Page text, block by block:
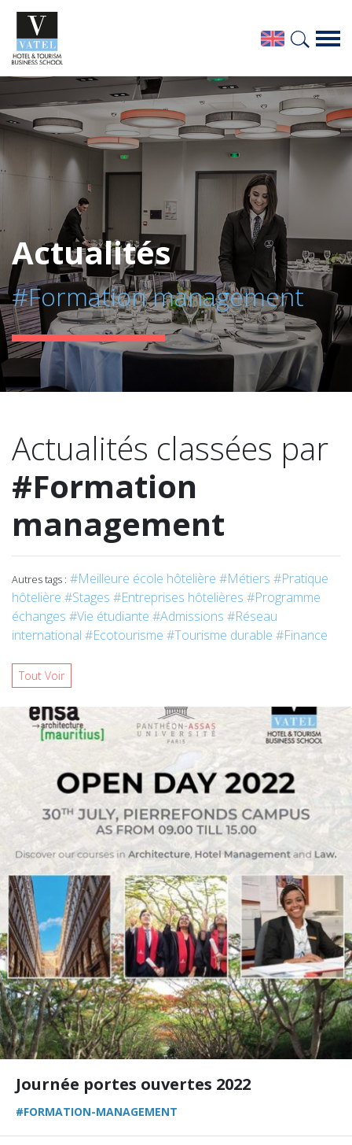
Actualités
#Formation management
Actualités classées par
#Formation
management
Autres tags : #Meilleure école hôtelière #Métiers #Pratique
hôtelière #Stages #Entreprises hôtelières #Programme
échanges #Vie étudiante #Admissions #Réseau
international #Ecotourisme #Tourisme durable #Finance
Tout Voir
Journée portes ouvertes 2022
#FORMATION-MANAGEMENT